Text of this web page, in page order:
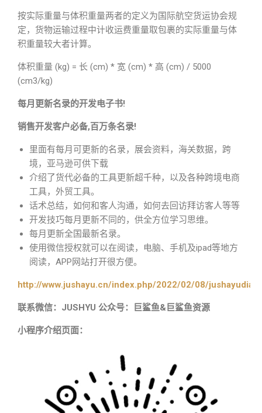
按实际重量与体积重量两者的定义为国际航空货运协会规
定，货物运输过程中计收运费重量取包裹的实际重量与体
积重量较大者计算。
体积重量 (kg) = 长 (cm) * 宽 (cm) * 高 (cm) / 5000
(cm3/kg)
每月更新名录的开发电子书!
销售开发客户必备,百万条名录!
里面有每月可更新的名录，展会资料，海关数据，跨
境，亚马逊可供下载
介绍了货代必备的工具更新超千种，以及各种跨境电商
工具，外贸工具。
话术总结，如何和客人沟通，如何去回访拜访客人等等
开发技巧每月更新不同的，供全方位学习思维。
每月更新全国最新名录。
使用微信授权就可以在阅读，电脑、手机及ipad等地方
阅读，APP网站打开很方便。
http://www.jushayu.cn/index.php/2022/02/08/
联系微信：JUSHYU 公众号：巨鲨鱼&巨鲨鱼资源
小程序介绍页面：